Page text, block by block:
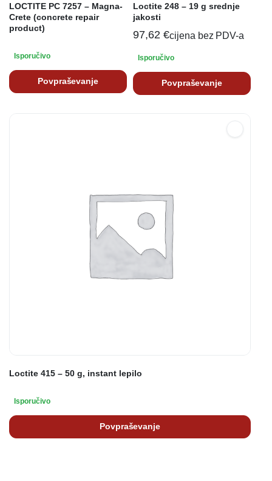
LOCTITE PC 7257 – Magna-
Crete (concrete repair
product)
Isporučivo
Povpraševanje
Loctite 248 – 19 g srednje
jakosti
97,62 €cijena bez PDV-a
Isporučivo
Povpraševanje
Loctite 415 – 50 g, instant lepilo
Isporučivo
Povpraševanje